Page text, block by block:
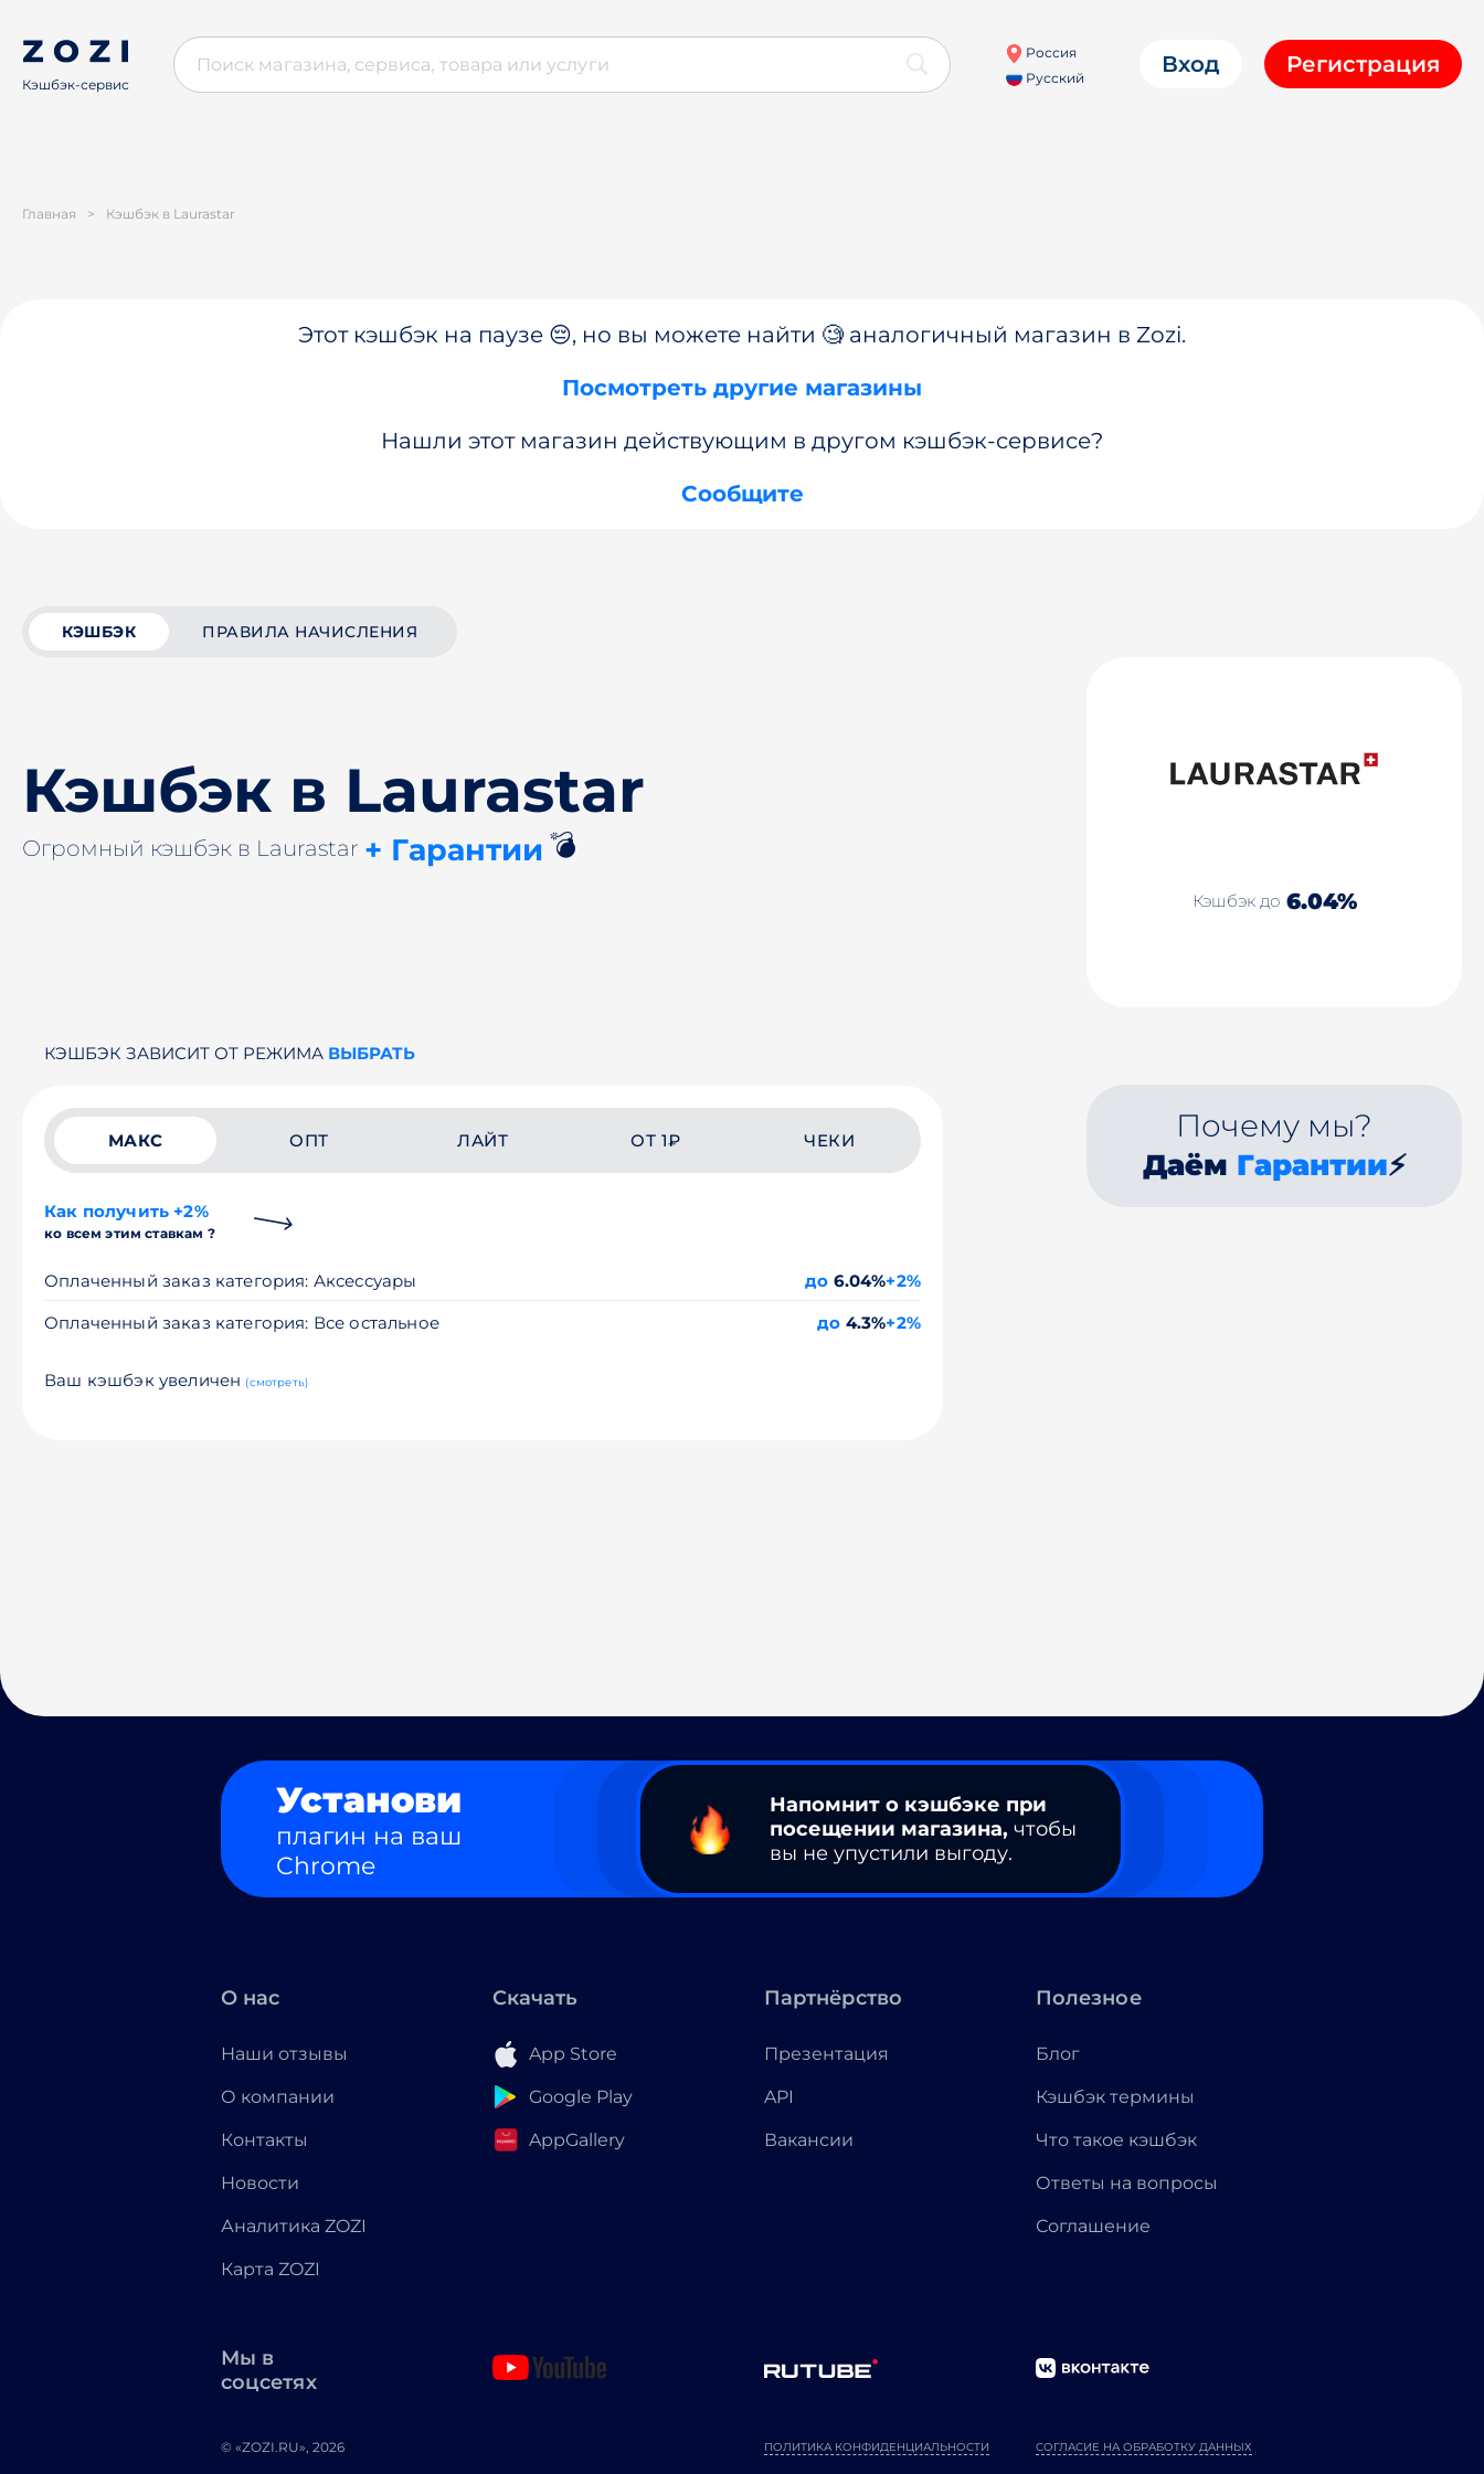
Кэшбэк-сервис
Россия
Русский
Вход Регистрация
Главная > Кэшбэк в Laurastar
Этот кэшбэк на паузе 😔, но вы можете найти 🧐 аналогичный магазин в Zozi.
Посмотреть другие магазины
Нашли этот магазин действующим в другом кэшбэк-сервисе?
Сообщите
КЭШБЭК ПРАВИЛА НАЧИСЛЕНИЯ
Кэшбэк в Laurastar
Огромный кэшбэк в Laurastar + Гарантии 💣
Кэшбэк до 6.04%
КЭШБЭК ЗАВИСИТ ОТ РЕЖИМА ВЫБРАТЬ
МАКС ОПТ ЛАЙТ ОТ 1₽ ЧЕКИ
Как получить +2%
ко всем этим ставкам ?
Оплаченный заказ категория: Аксессуары до 6.04%+2%
Оплаченный заказ категория: Все остальное
до 4.3%+2%
Ваш кэшбэк увеличен (смотреть)
Почему мы?
Даём Гарантии⚡
Установи
плагин на ваш
Chrome
Напомнит о кэшбэке при
посещении магазина, чтобы
вы не упустили выгоду.
О нас
Наши отзывы
О компании
Контакты
Новости
Аналитика ZOZI
Карта ZOZI
Скачать
App Store
Google Play
AppGallery
Партнёрство
Презентация
API
Вакансии
Полезное
Блог
Кэшбэк термины
Что такое кэшбэк
Ответы на вопросы
Соглашение
Мы в
соцсетях
© «ZOZI.RU», 2026 ПОЛИТИКА КОНФИДЕНЦИАЛЬНОСТИ СОГЛАСИЕ НА ОБРАБОТКУ ДАННЫХ